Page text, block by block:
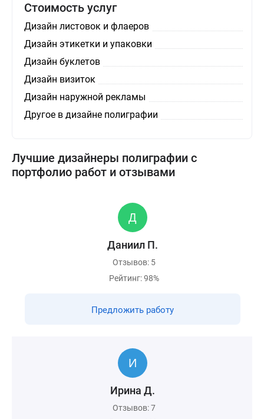
Стоимость услуг
Дизайн листовок и флаеров
Дизайн этикетки и упаковки
Дизайн буклетов
Дизайн визиток
Дизайн наружной рекламы
Другое в дизайне полиграфии
Лучшие дизайнеры полиграфии с
портфолио работ и отзывами
Даниил П.
Отзывов: 5
Рейтинг: 98%
Предложить работу
Ирина Д.
Отзывов: 7